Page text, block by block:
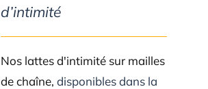
d’intimité
Nos lattes d'intimité sur mailles
de chaîne, disponibles dans la